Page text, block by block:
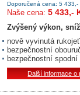
Doporučená cena: 5 433,-
Naše cena: 5 433,-
Zvýšený výkon,
nově vyvinutá
bezpečnostní
bezpečnostní spodní
Další informace o